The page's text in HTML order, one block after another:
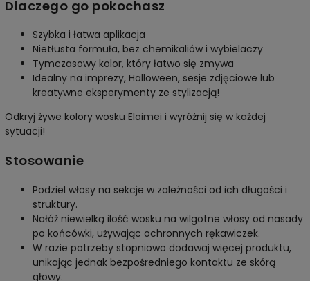
Dlaczego go pokochasz
Szybka i łatwa aplikacja
Nietłusta formuła, bez chemikaliów i wybielaczy
Tymczasowy kolor, który łatwo się zmywa
Idealny na imprezy, Halloween, sesje zdjęciowe lub
kreatywne eksperymenty ze stylizacją!
Odkryj żywe kolory wosku Elaimei i wyróżnij się w każdej
sytuacji!
Stosowanie
Podziel włosy na sekcje w zależności od ich długości i
struktury.
Nałóż niewielką ilość wosku na wilgotne włosy od nasady
po końcówki, używając ochronnych rękawiczek.
W razie potrzeby stopniowo dodawaj więcej produktu,
unikając jednak bezpośredniego kontaktu ze skórą
głowy.